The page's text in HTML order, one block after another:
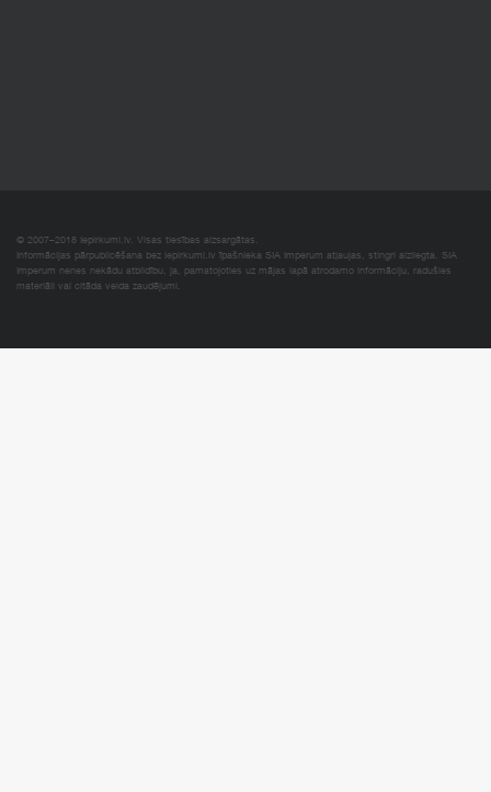
© 2007–2018 Iepirkumi.lv. Visas tiesības aizsargātas.
Informācijas pārpublicēšana bez iepirkumi.lv īpašnieka SIA Imperum atļaujas, stingri aizliegta. SIA
Imperum nenes nekādu atbildību, ja, pamatojoties uz mājas lapā atrodamo informāciju, radušies
materiāli vai citāda veida zaudējumi.